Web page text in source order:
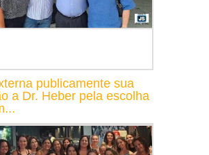
publicamente sua
a Dr. Heber pela escolha